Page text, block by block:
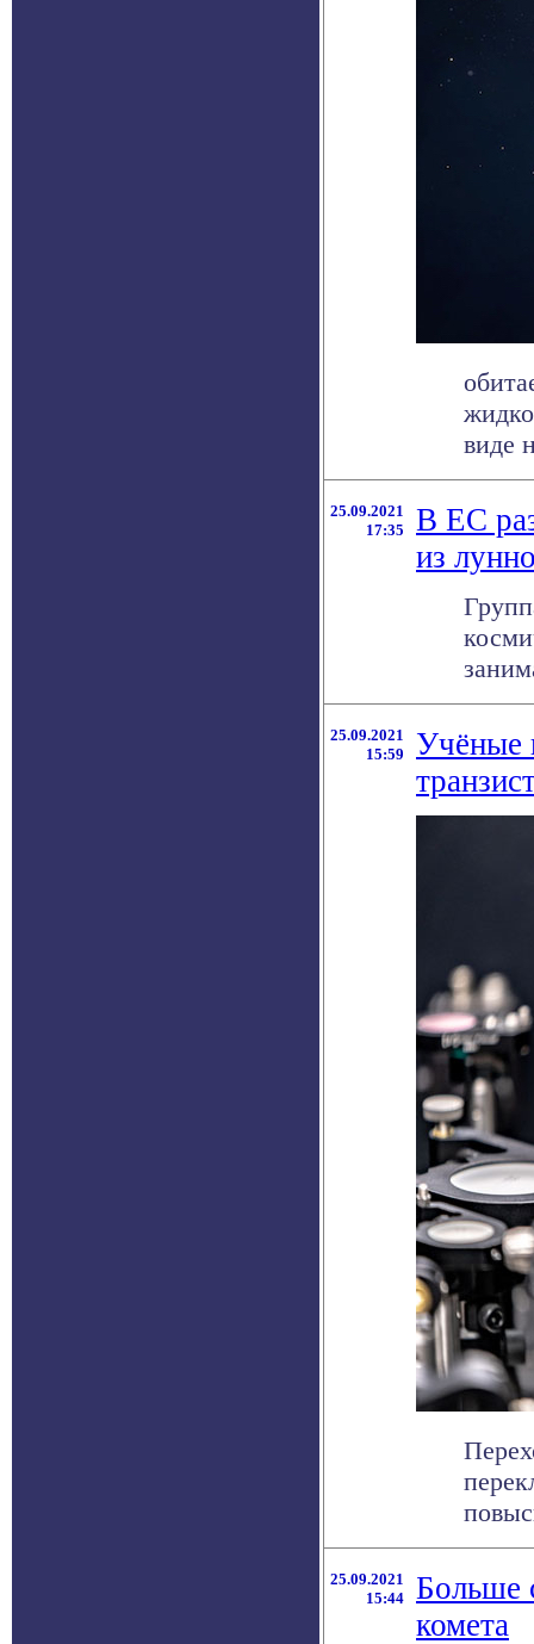
виде
25.09.2021
17:35
В ЕС
из
25.09.2021
15:59
Учёные
25.09.2021
15:44
Больше
комета